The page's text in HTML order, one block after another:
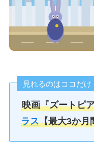
見れるのはココだけ
映画『ズートピ
ラス【最大3か月